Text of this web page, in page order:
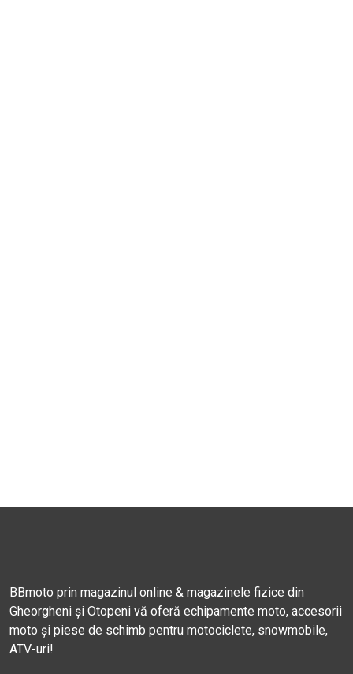
BBmoto prin magazinul online & magazinele fizice din
Gheorgheni și Otopeni vă oferă echipamente moto, accesorii
moto și piese de schimb pentru motociclete, snowmobile,
ATV-uri!